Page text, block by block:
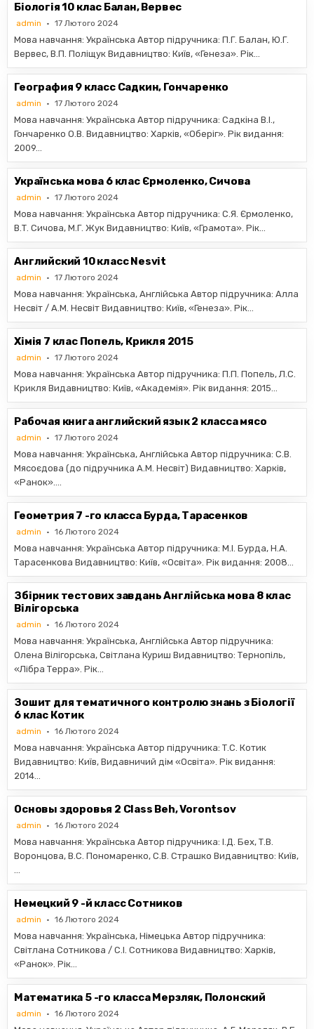
Біологія 10 клас Балан, Вервес
admin 17 Лютого 2024
Мова навчання: Українська Автор підручника: П.Г. Балан, Ю.Г.
Вервес, В.П. Поліщук Видавництво: Київ, «Генеза». Рік…
География 9 класс Садкин, Гончаренко
admin 17 Лютого 2024
Мова навчання: Українська Автор підручника: Садкіна В.І.,
Гончаренко О.В. Видавництво: Харків, «Оберіг». Рік видання:
2009…
Українська мова 6 клас Єрмоленко, Сичова
admin 17 Лютого 2024
Мова навчання: Українська Автор підручника: С.Я. Єрмоленко,
В.Т. Сичова, М.Г. Жук Видавництво: Київ, «Грамота». Рік…
Английский 10 класс Nesvit
admin 17 Лютого 2024
Мова навчання: Українська, Англійська Автор підручника: Алла
Несвіт / А.М. Несвіт Видавництво: Київ, «Генеза». Рік…
Хімія 7 клас Попель, Крикля 2015
admin 17 Лютого 2024
Мова навчання: Українська Автор підручника: П.П. Попель, Л.С.
Крикля Видавництво: Київ, «Академія». Рік видання: 2015…
Рабочая книга английский язык 2 класса мясо
admin 17 Лютого 2024
Мова навчання: Українська, Англійська Автор підручника: С.В.
Мясоєдова (до підручника А.М. Несвіт) Видавництво: Харків,
«Ранок»….
Геометрия 7 -го класса Бурда, Тарасенков
admin 16 Лютого 2024
Мова навчання: Українська Автор підручника: М.І. Бурда, Н.А.
Тарасенкова Видавництво: Київ, «Освiта». Рік видання: 2008…
Збірник тестових завдань Англійська мова 8 клас
Вілігорська
admin 16 Лютого 2024
Мова навчання: Українська, Англійська Автор підручника:
Олена Вілігорська, Світлана Куриш Видавництво: Тернопіль,
«Лібра Терра». Рік…
Зошит для тематичного контролю знань з Біології
6 клас Котик
admin 16 Лютого 2024
Мова навчання: Українська Автор підручника: Т.С. Котик
Видавництво: Київ, Видавничий дiм «Освiта». Рік видання:
2014…
Основы здоровья 2 Class Beh, Vorontsov
admin 16 Лютого 2024
Мова навчання: Українська Автор підручника: І.Д. Бех, Т.В.
Воронцова, В.С. Пономаренко, С.В. Страшко Видавництво: Київ,
…
Немецкий 9 -й класс Сотников
admin 16 Лютого 2024
Мова навчання: Українська, Німецька Автор підручника:
Світлана Сотникова / С.І. Сотникова Видавництво: Харків,
«Ранок». Рік…
Математика 5 -го класса Мерзляк, Полонский
admin 16 Лютого 2024